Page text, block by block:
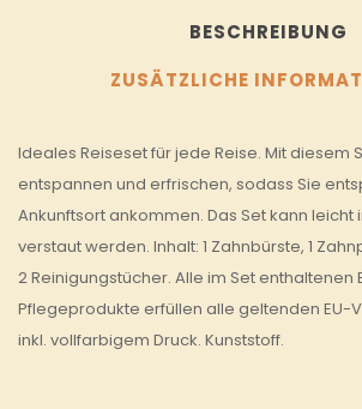
BESCHREIBUNG
ZUSÄTZLICHE
Ideales Reiseset für jede Reise. Mit diesem
entspannen und erfrischen, sodass Sie
Ankunftsort ankommen. Das Set kann leicht
verstaut werden. Inhalt: 1 Zahnbürste, 1
2 Reinigungstücher. Alle im Set enthaltenen
Pflegeprodukte erfüllen alle geltenden EU-
inkl. vollfarbigem Druck. Kunststoff.